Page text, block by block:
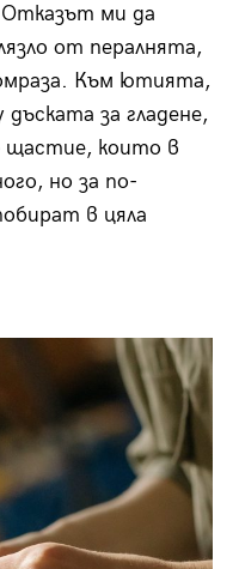
Отказът ми да
от пералнята,
Към ютията,
за гладене,
щастие, които в
но за по-
в цяла